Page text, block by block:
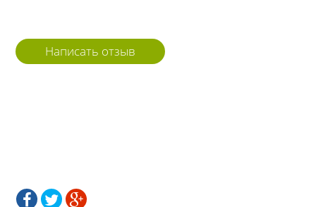
Написать отзыв